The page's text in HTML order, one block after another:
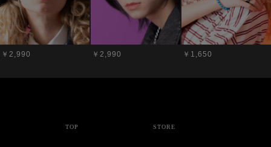
￥2,990 ￥2,990 ￥1,650
TOP STORE